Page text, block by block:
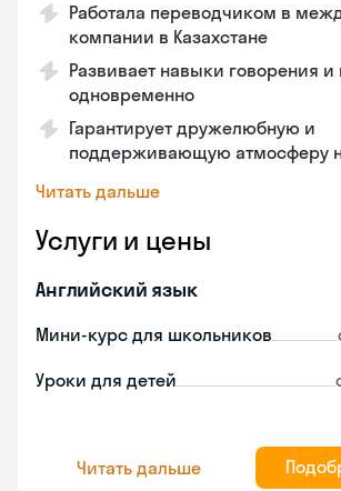
Работала переводчиком в
компании в Казахстане
Развивает навыки говорения и
одновременно
Гарантирует дружелюбную и
поддерживающую атмосферу
Читать дальше
Услуги и цены
Английский язык
Мини-курс для школьников
Уроки для детей
Читать дальше